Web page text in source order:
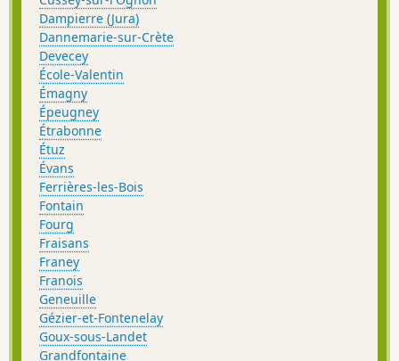
Dampierre (Jura)
Dannemarie-sur-Crète
Devecey
École-Valentin
Émagny
Épeugney
Étrabonne
Étuz
Évans
Ferrières-les-Bois
Fontain
Fourg
Fraisans
Franey
Franois
Geneuille
Gézier-et-Fontenelay
Goux-sous-Landet
Grandfontaine